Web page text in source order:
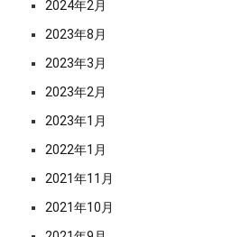
ン
2024年2月
2023年8月
2023年3月
2023年2月
2023年1月
2022年1月
2021年11月
2021年10月